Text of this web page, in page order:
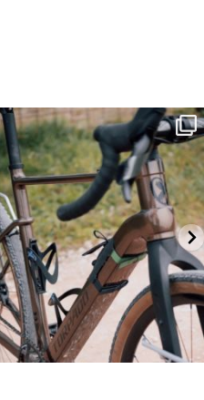
Kepler R è la gravel pensata per affrontare
lunghe...
27 0